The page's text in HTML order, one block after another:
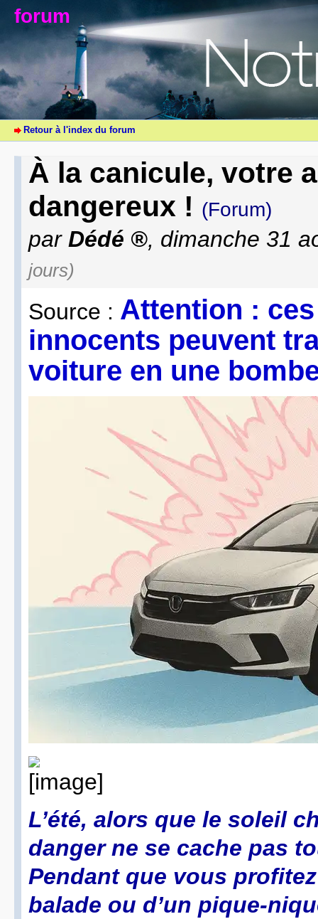
forum
Retour à l'index du forum
À la canicule, votre
dangereux ! (Forum)
par Dédé , dimanche 31
jours)
Source : Attention :
innocents peuvent
voiture en une
L’été, alors que le soleil
danger ne se cache pas
Pendant que vous
balade ou d’un pique-